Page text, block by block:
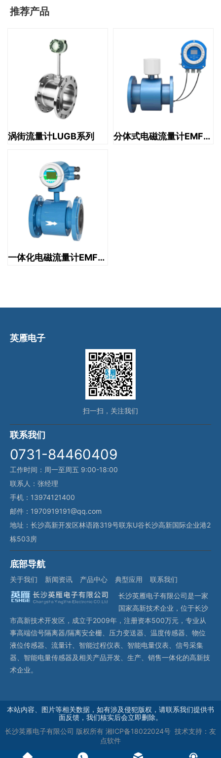
推荐产品
涡街流量计LUGB系列 分体式电磁流量计EMF-F系列
一体化电磁流量计EMF-W系列
英雁电子
扫一扫，关注我们
联系我们
0731-84460409
工作时间：周一至周五 9:00-18:00
联系人：张经理
手机：13974121400
邮件：1970919191@qq.com
地址：长沙高新开发区林语路319号联东U谷长沙高新国际企业港2
栋503房
底部导航
关于我们 新闻资讯 产品中心 典型应用
联系我们
长沙英雁电子有限公司是一家
国家高新技术企业，位于长沙
市高新技术开发区，成立于2009年，注册资本500万元，专业从
事高端信号隔离器/隔离安全栅、压力变送器、温度传感器、物位
液位传感器、流量计、智能过程仪表、智能电量仪表、信号采集
器、智能电量传感器及相关产品开发、生产、销售一体化的高新技
术企业。
本站内容、图片等相关数据，如有涉及侵犯版权，请联系我们提供书
面反馈，我们核实后会立即删除。
长沙英雁电子有限公司 版权所有 湘ICP备18022024号 技术支持： 友
点软件